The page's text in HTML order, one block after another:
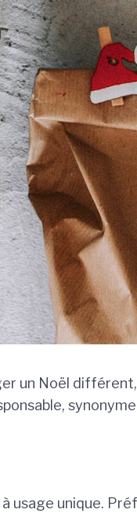
un Noël
usage unique.